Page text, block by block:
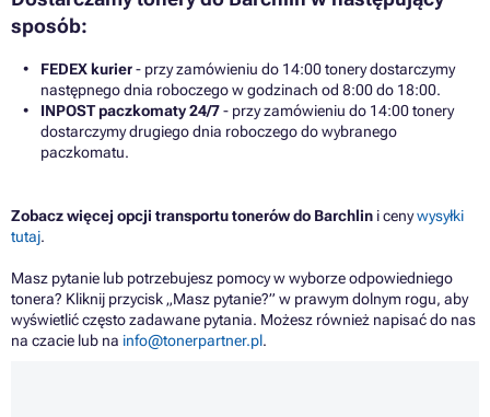
sposób:
FEDEX kurier- przy zamówieniu do 14:00 tonery dostarczymy
następnego dnia roboczego w godzinach od 8:00 do 18:00.
INPOST paczkomaty 24/7- przy zamówieniu do 14:00 tonery
dostarczymy drugiego dnia roboczego do wybranego
paczkomatu.
Zobacz więcej opcji transportu tonerów do Barchlin i cenywysyłki
tutaj.
Masz pytanie lub potrzebujesz pomocy w wyborze odpowiedniego
tonera? Kliknij przycisk „Masz pytanie?” w prawym dolnym rogu, aby
wyświetlić często zadawane pytania. Możesz również napisać do nas
na czacie lub na info@tonerpartner.pl.